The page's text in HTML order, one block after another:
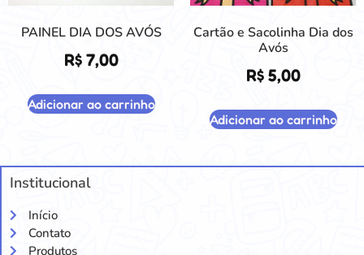
PAINEL DIA DOS AVÓS
R$7,00
Adicionar ao carrinho
Cartão e Sacolinha Dia dos
Avós
R$5,00
Adicionar ao carrinho
Institucional
Início
Contato
Produtos